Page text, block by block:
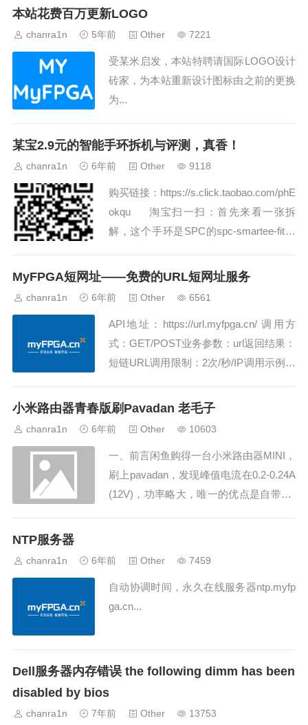
内存 500G机械硬盘300M宽带-4核CPU 4
本站花费百万更新LOGO
chanra1n 5年前 Other 7221
受某米启发，本站特聘请国际LOGO设计
砖家，为本站重新设计图标由之前的更换
为...
某宝2.9元的智能手环拆机与评测，真香！
chanra1n 6年前 Other 9118
购买链接：https://s.click.taobao.com/phE
okqu 淘宝扫一扫：首先来看一张拆
解，这个手环是SPC的spc-smartee-fit手
的尺寸在8*8*32(含电池)最先被拆下的是
MyFPGA短网址——免费的URL短网址服务
chanra1n 6年前 Other 6561
API地址：https://url.myfpga.cn/ 调用方
式：GET/POST业务参数：url返回结果：
短链URL调用限制：2次/秒/IP调用示例：
m调用返回：https://url.myfpga.cn/e3k...
小米路由器青春版刷Pavadan 老毛子
chanra1n 6年前 Other 10603
一、前言闲鱼购得一台小米路由器MINI，
刷上pavadan，发现峰值电流在0.2-0.24A
(12V)，功率略大，唯一的优点是自带US
NTP服务器
chanra1n 6年前 Other 7459
自动协调时间，永久在线服务器ntp.myfp
ga.cn...
Dell服务器内存错误 the following dimm has been
disabled by bios
chanra1n 7年前 Other 13753